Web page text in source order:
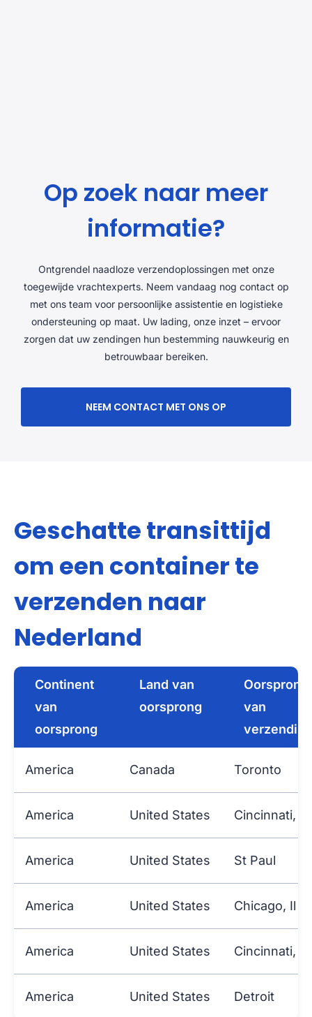
Op zoek naar meer
informatie?
Ontgrendel naadloze verzendoplossingen met onze
toegewijde vrachtexperts. Neem vandaag nog contact op
met ons team voor persoonlijke assistentie en logistieke
ondersteuning op maat. Uw lading, onze inzet – ervoor
zorgen dat uw zendingen hun bestemming nauwkeurig en
betrouwbaar bereiken.
NEEM CONTACT MET ONS OP
Geschatte transittijd
om een container te
verzenden naar
Nederland
Continent
van
oorsprong
Land van
oorsprong
Oorsprong
van
verzending
America Canada Toronto
America United States Cincinnati,
America United States St Paul
America United States Chicago, Il
America United States Cincinnati,
America United States Detroit